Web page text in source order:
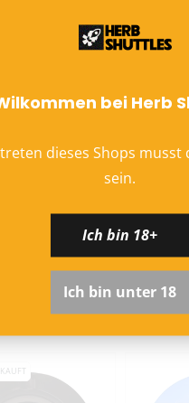
RAW Ruby
Glass Ashtray -
RAW
€3,95
bei Herb
dieses Shops musst
sein.
Ich bin 18+
Ich bin unter 18